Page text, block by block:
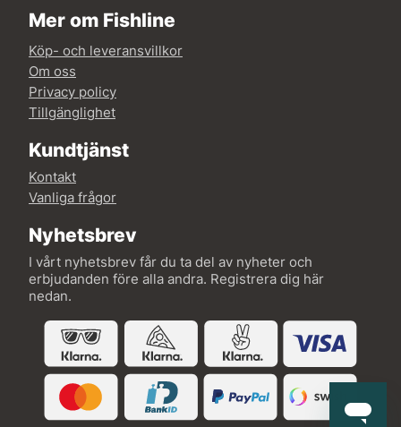
Mer om Fishline
Köp- och leveransvillkor
Om oss
Privacy policy
Tillgänglighet
Kundtjänst
Kontakt
Vanliga frågor
Nyhetsbrev
I vårt nyhetsbrev får du ta del av nyheter och
erbjudanden före alla andra. Registrera dig här
nedan.